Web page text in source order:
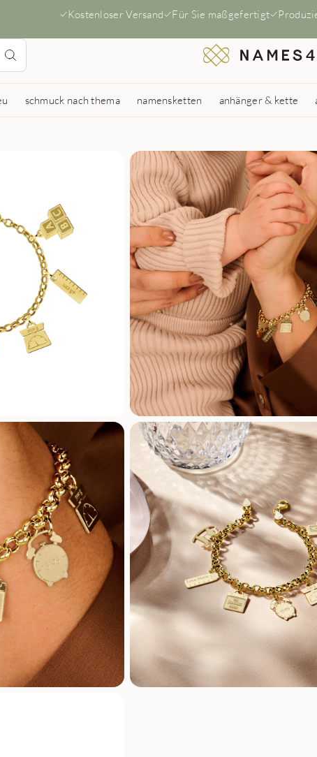
Kostenloser Versand Für Sie maßgefertigt
schmuck nach thema namensketten anhänger & kette